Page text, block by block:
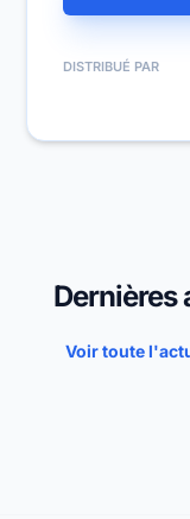
DISTRIBUÉ PAR
Dernières
Voir toute